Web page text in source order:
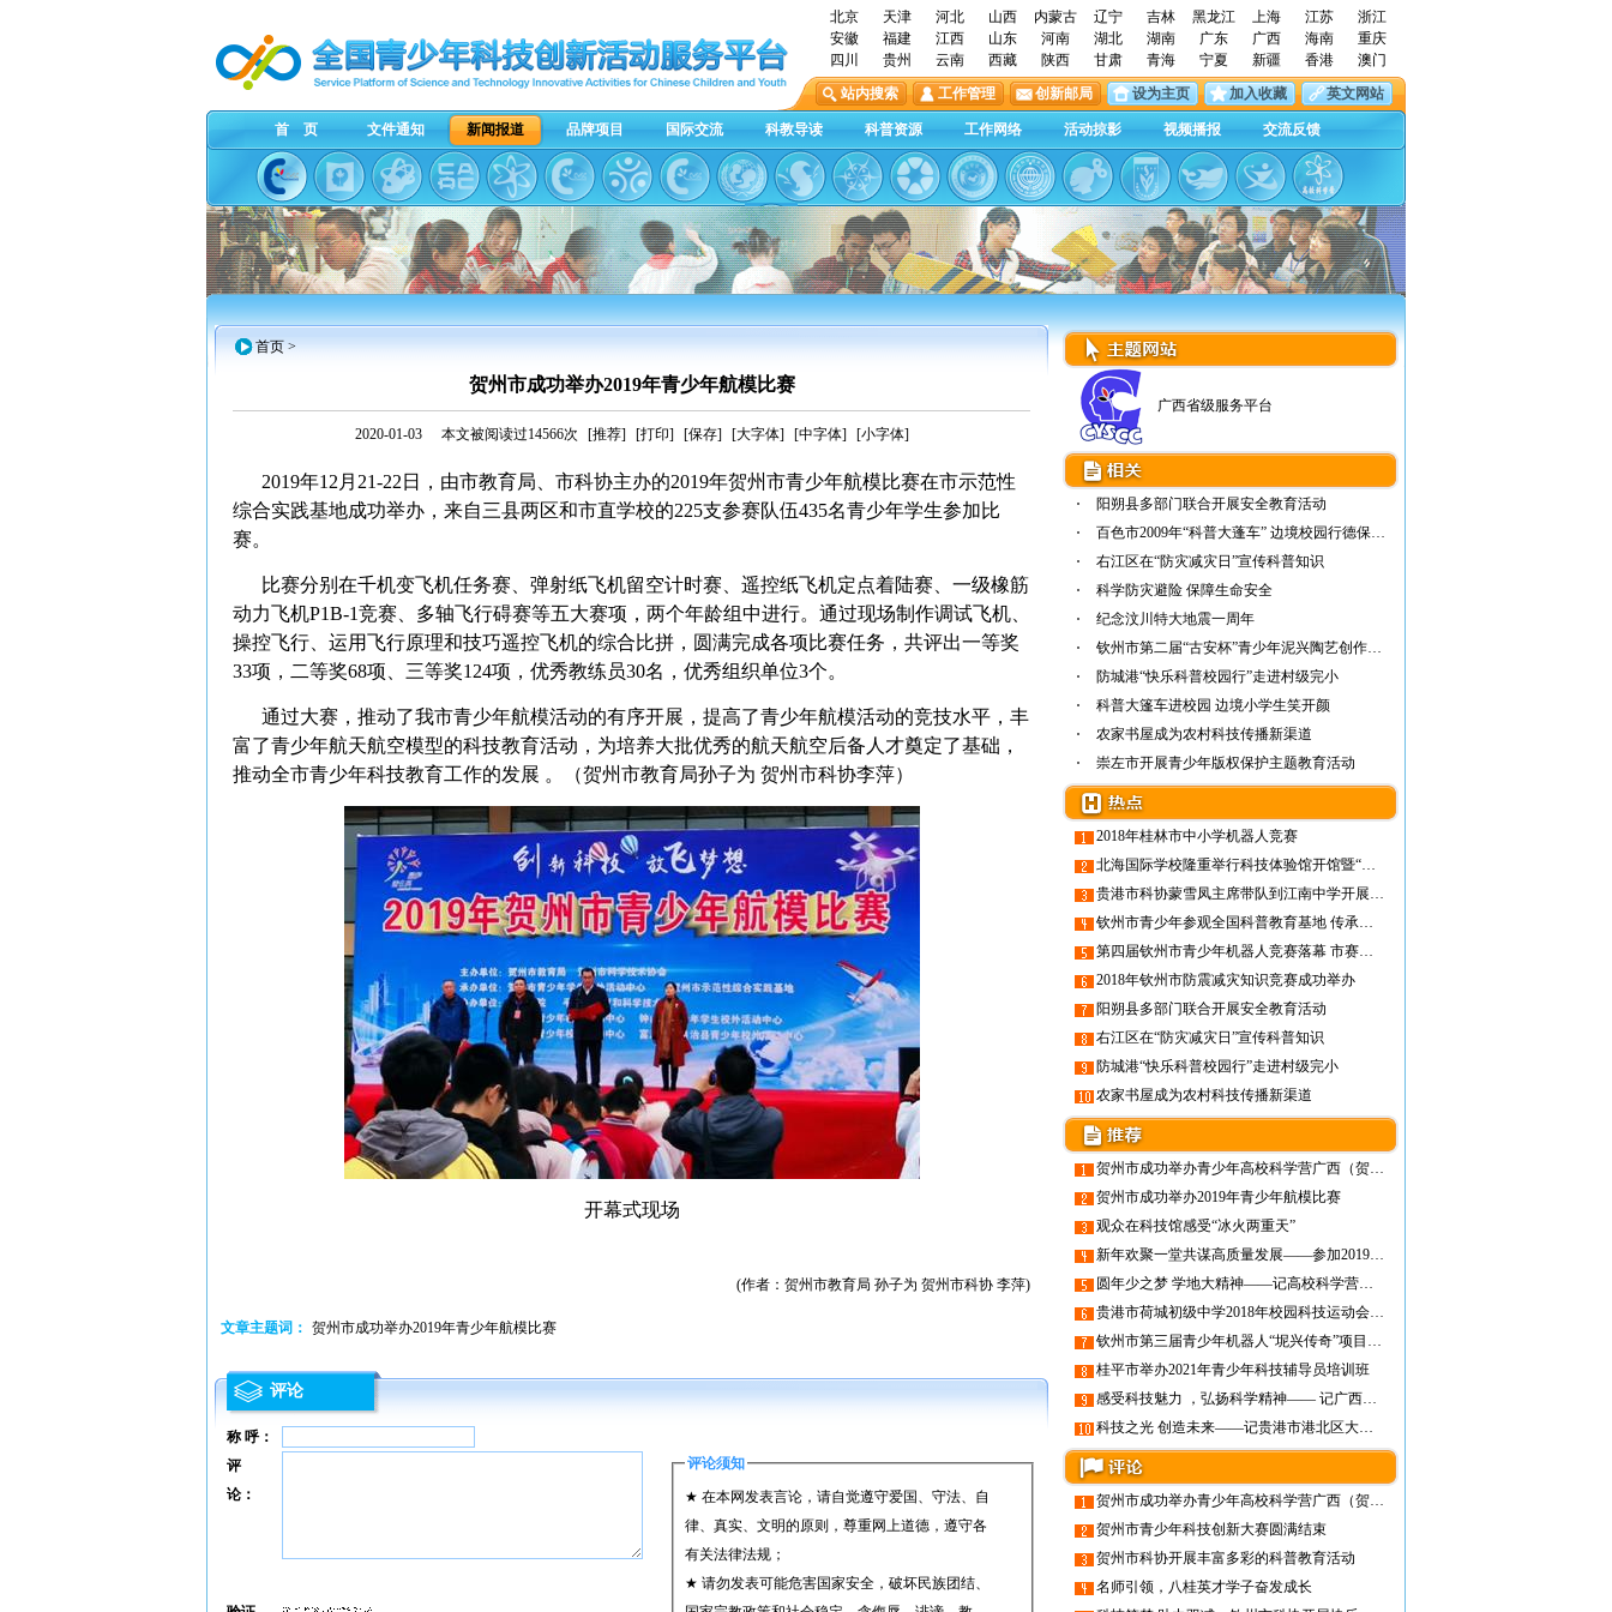
北京 天津 河北 山西 内蒙古 辽宁 吉林 黑龙江 上海 江苏
浙江
安徽
福建 江西 山东 河南 湖北 湖南 广东 广西 海南
重庆
四川
贵州 云南 西藏 陕西 甘肃 青海 宁夏 新疆 香港
澳门
站内搜索
工作管理 创新邮局 设为主页 加入收藏 英文网站
首 页 文件通知 新闻报道 品牌项目 国际交流 科教导读 科普资源 工作网络 活动掠影 视频播报 交流反馈
首页 >
贺州市成功举办2019年青少年航模比赛
2020-01-03 本文被阅读过14566次 [推荐] [打印] [保存] [大字体] [中字体] [小字体]
2019年12月21-22日，由市教育局、市科协主办的2019年贺州市青少年航模比赛在市示范性
综合实践基地成功举办，来自三县两区和市直学校的225支参赛队伍435名青少年学生参加比
赛。
比赛分别在千机变飞机任务赛、弹射纸飞机留空计时赛、遥控纸飞机定点着陆赛、一级橡筋
动力飞机P1B-1竞赛、多轴飞行碍赛等五大赛项，两个年龄组中进行。通过现场制作调试飞机、
操控飞行、运用飞行原理和技巧遥控飞机的综合比拼，圆满完成各项比赛任务，共评出一等奖
33项，二等奖68项、三等奖124项，优秀教练员30名，优秀组织单位3个。
通过大赛，推动了我市青少年航模活动的有序开展，提高了青少年航模活动的竞技水平，丰
富了青少年航天航空模型的科技教育活动，为培养大批优秀的航天航空后备人才奠定了基础，
推动全市青少年科技教育工作的发展 。（贺州市教育局孙子为 贺州市科协李萍）
开幕式现场
(作者：贺州市教育局 孙子为 贺州市科协 李萍)
文章主题词： 贺州市成功举办2019年青少年航模比赛
评论
称 呼：
评论须知
★ 在本网发表言论，请自觉遵守爱国、守法、自
律、真实、文明的原则，尊重网上道德，遵守各
有关法律法规；
★ 请勿发表可能危害国家安全，破坏民族团结、
评
论：
广西省级服务平台
阳朔县多部门联合开展安全教育活动
百色市2009年“科普大蓬车” 边境校园行德保…
右江区在“防灾减灾日”宣传科普知识
科学防灾避险 保障生命安全
纪念汶川特大地震一周年
钦州市第二届“古安杯”青少年泥兴陶艺创作大…
防城港“快乐科普校园行”走进村级完小
科普大篷车进校园 边境小学生笑开颜
农家书屋成为农村科技传播新渠道
崇左市开展青少年版权保护主题教育活动
2018年桂林市中小学机器人竞赛
北海国际学校隆重举行科技体验馆开馆暨“广西中小学生发明创造示范单位”授牌仪式
贵港市科协蒙雪凤主席带队到江南中学开展科普中国校园e站建设调研
钦州市青少年参观全国科普教育基地 传承坭兴陶文化
第四届钦州市青少年机器人竞赛落幕 市赛提档升级
2018年钦州市防震减灾知识竞赛成功举办
阳朔县多部门联合开展安全教育活动
右江区在“防灾减灾日”宣传科普知识
防城港“快乐科普校园行”走进村级完小
农家书屋成为农村科技传播新渠道
贺州市成功举办青少年高校科学营广西（贺州）营暨科技大咖“面对面”活动
贺州市成功举办2019年青少年航模比赛
观众在科技馆感受“冰火两重天”
新年欢聚一堂共谋高质量发展——参加2019年广西科技工作者迎春座谈会有感
圆年少之梦 学地大精神——记高校科学营中国地质大学之旅
贵港市荷城初级中学2018年校园科技运动会成功举办
钦州市第三届青少年机器人“坭兴传奇”项目竞赛成功举办
桂平市举办2021年青少年科技辅导员培训班
感受科技魅力 ，弘扬科学精神—— 记广西科协、桂平科协“科技大篷车”进寻旺二中校园活动
科技之光 创造未来——记贵港市港北区大圩镇第一初级中中学2019年 “中学科技馆在行动”活动
贺州市成功举办青少年高校科学营广西（贺州）营暨科技大咖“面对面”活动
贺州市青少年科技创新大赛圆满结束
贺州市科协开展丰富多彩的科普教育活动
名师引领，八桂英才学子奋发成长